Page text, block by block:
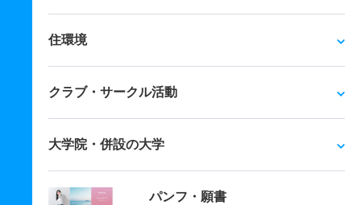
住環境
クラブ・サークル活動
大学院・併設の大学
パンフ・願書